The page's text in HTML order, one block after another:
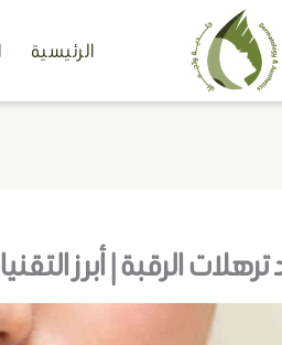
الرئيسية
الرقبة | أبرز